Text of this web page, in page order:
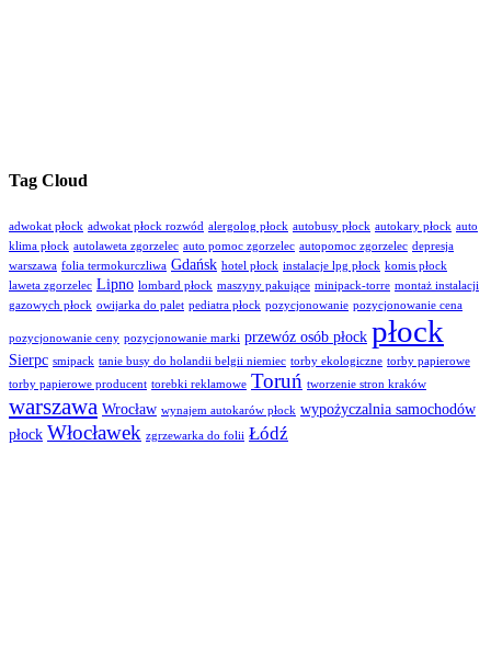
Tag Cloud
adwokat płock adwokat płock rozwód alergolog płock autobusy płock autokary płock auto
klima płock autolaweta zgorzelec auto pomoc zgorzelec autopomoc zgorzelec depresja
warszawa folia termokurczliwa Gdańsk hotel płock instalacje lpg płock komis płock
laweta zgorzelec Lipno lombard płock maszyny pakujące minipack-torre montaż instalacji
gazowych płock owijarka do palet pediatra płock pozycjonowanie pozycjonowanie cena
pozycjonowanie ceny pozycjonowanie marki przewóz osób płock płock
Sierpc smipack tanie busy do holandii belgii niemiec torby ekologiczne torby papierowe
torby papierowe producent torebki reklamowe Toruń tworzenie stron kraków
warszawa Wrocław wynajem autokarów płock wypożyczalnia samochodów
płock Włocławek zgrzewarka do folii Łódź